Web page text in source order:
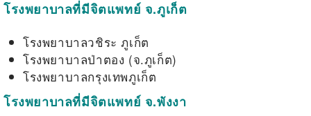
โรงพยาบาลที่มีจิตแพทย์ จ.ภูเก็ต
โรงพยาบาลวชิระ ภูเก็ต
โรงพยาบาลป่าตอง (จ.ภูเก็ต)
โรงพยาบาลกรุงเทพภูเก็ต
โรงพยาบาลที่มีจิตแพทย์ จ.พังงา